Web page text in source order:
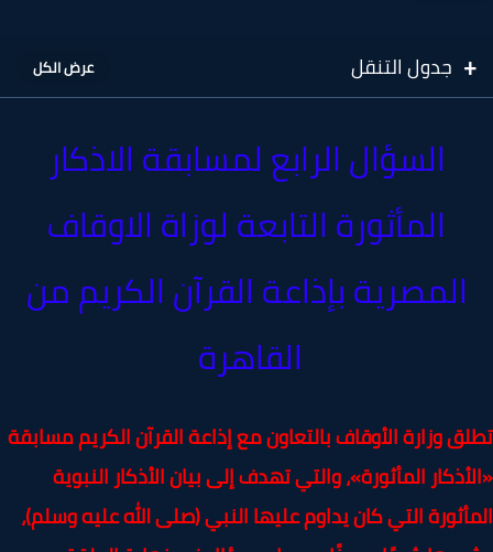
جدول التنقل
السؤال الرابع لمسابقة الاذكار
المأثورة التابعة لوزاة الاوقاف
المصرية بإذاعة القرآن الكريم من
القاهرة
وزارة الأوقاف بالتعاون مع إذاعة القرآن الكريم مسابقة
المأثورة»، والتي تهدف إلى بيان الأذكار النبوية
التي كان يداوم عليها النبي (صلى الله عليه وسلم)،